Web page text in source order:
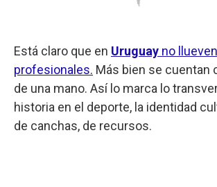
Está claro que en Uruguay no
profesionales. Más bien se cuentan
de una mano. Así lo marca lo
historia en el deporte, la identidad
de canchas, de recursos.